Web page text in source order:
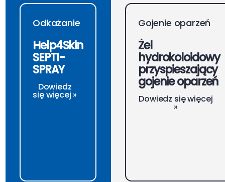
Odkażanie
Help4Skin
SEPTI-
SPRAY
Dowiedz
się więcej »
Gojenie oparzeń
Żel
hydrokoloidowy
przyspieszający
gojenie oparzeń
Dowiedz się więcej
»